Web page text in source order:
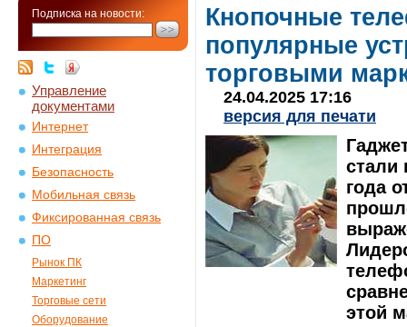
Подписка на новости:
Управление
документами
Интернет
Интеграция
Безопасность
Мобильная связь
Фиксированная связь
ПО
Рынок ПК
Маркетинг
Торговые сети
Оборудование
Кнопочные
популярные
торговыми
24.04.2025 17:16
версия для печати
стали
года
этой